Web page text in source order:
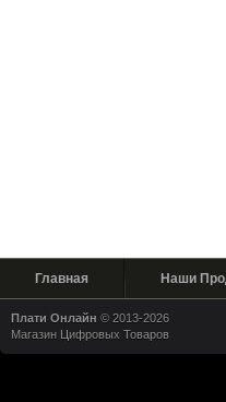
Главная Наши
Плати Онлайн © 2013-2026
Магазин Цифровых Товаров